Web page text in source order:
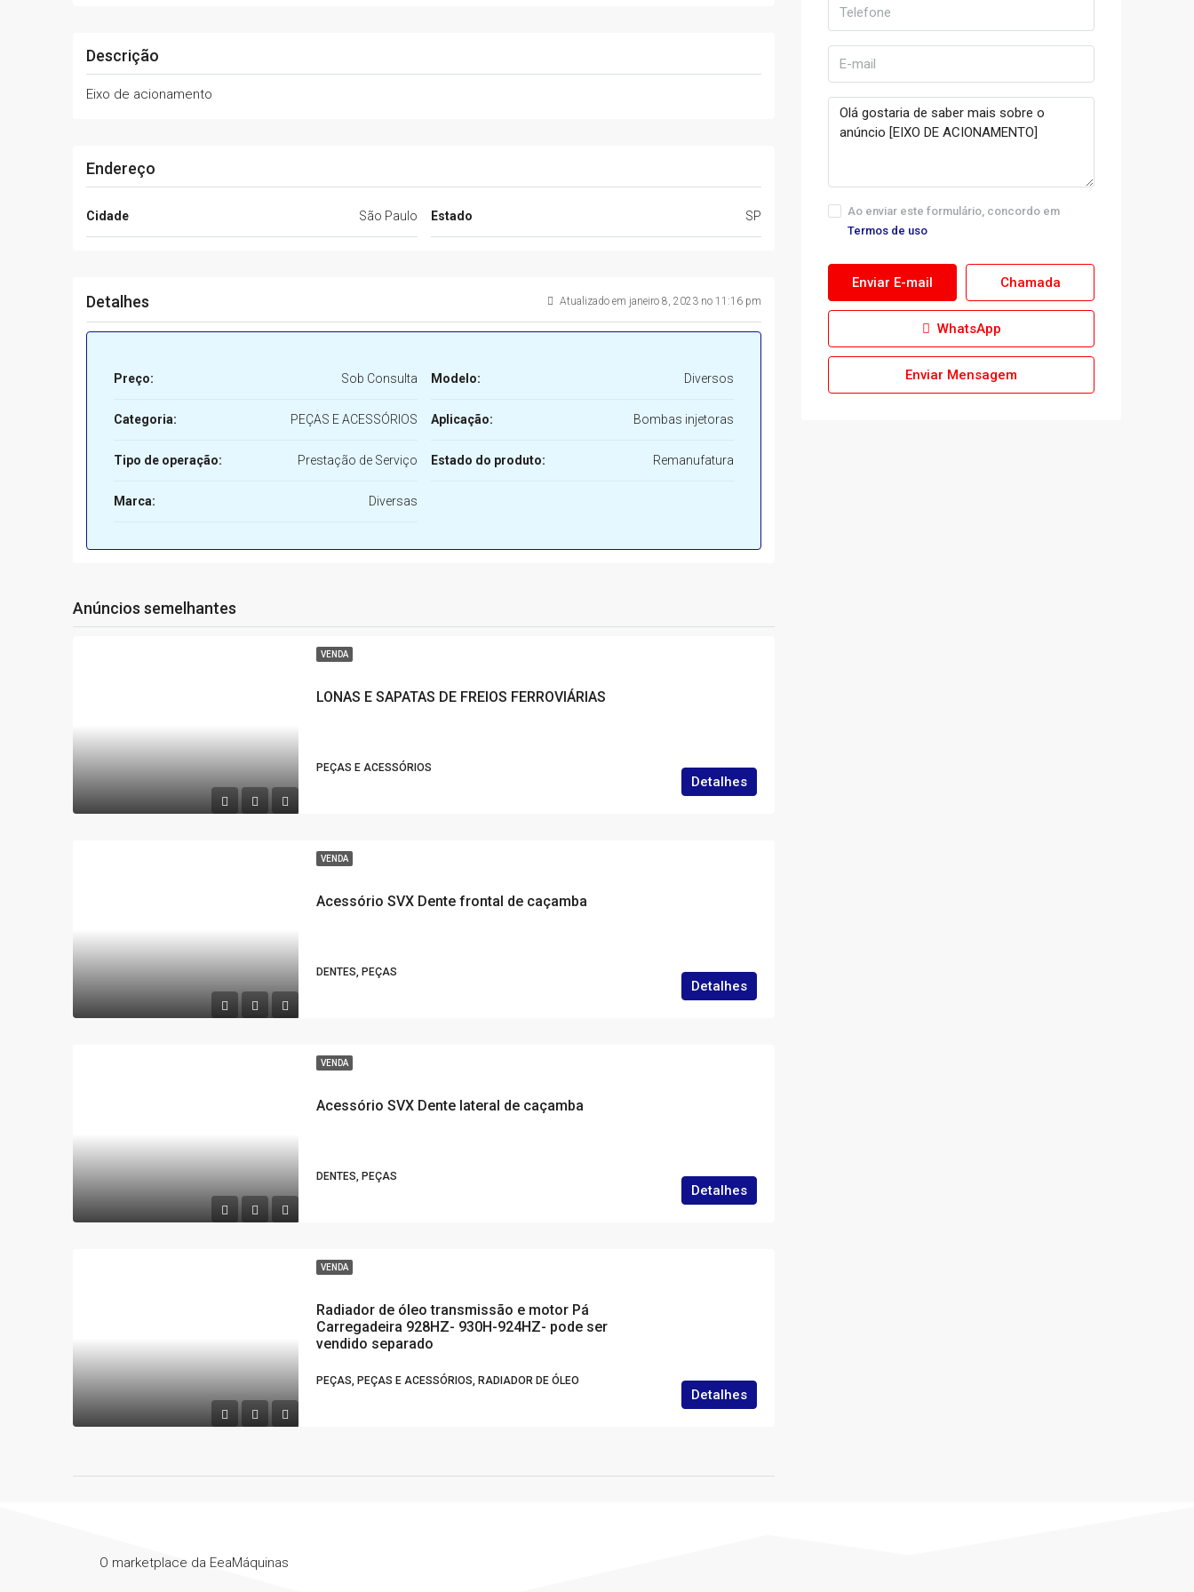
Descrição
Eixo de acionamento
Endereço
Cidade São Paulo Estado SP
Detalhes Atualizado em janeiro 8, 2023 no 11:16 pm
Preço: Sob Consulta
Categoria: PEÇAS E ACESSÓRIOS
Tipo de operação: Prestação de Serviço
Marca: Diversas
Modelo: Diversos
Aplicação: Bombas injetoras
Estado do produto: Remanufatura
Anúncios semelhantes
VENDA
LONAS E SAPATAS DE FREIOS FERROVIÁRIAS
PEÇAS E ACESSÓRIOS
Detalhes
VENDA
Acessório SVX Dente frontal de caçamba
DENTES, PEÇAS
Detalhes
VENDA
Acessório SVX Dente lateral de caçamba
DENTES, PEÇAS
Detalhes
VENDA
Radiador de óleo transmissão e motor Pá
Carregadeira 928HZ- 930H-924HZ- pode ser
vendido separado
PEÇAS, PEÇAS E ACESSÓRIOS, RADIADOR DE ÓLEO
Detalhes
Ao enviar este formulário, concordo em
Termos de uso
Enviar E-mail Chamada
WhatsApp
Enviar Mensagem
O marketplace da EeaMáquinas